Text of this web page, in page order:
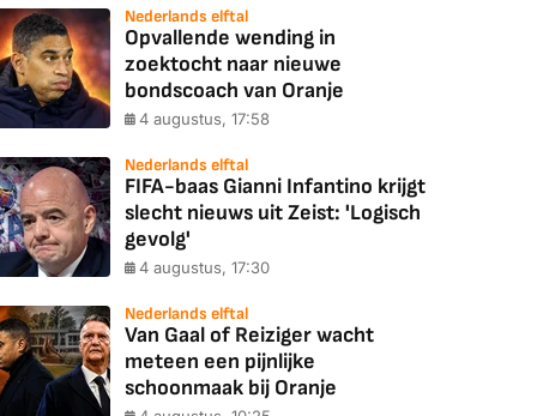
Nederlands elftal
Opvallende wending in
zoektocht naar nieuwe
bondscoach van Oranje
4 augustus, 17:58
Nederlands elftal
FIFA-baas Gianni Infantino krijgt
slecht nieuws uit Zeist: 'Logisch
gevolg'
4 augustus, 17:30
Nederlands elftal
Van Gaal of Reiziger wacht
meteen een pijnlijke
schoonmaak bij Oranje